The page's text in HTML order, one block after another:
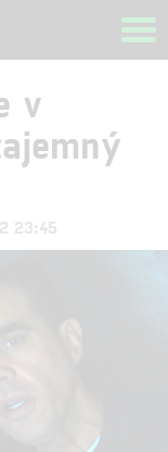
v
23:45